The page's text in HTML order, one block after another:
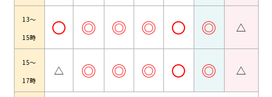
13～
15時
〇 ◎ ◎ ◎ 〇 ◎ △
15～
17時
△ ◎ ◎ ◎ 〇 ◎ △